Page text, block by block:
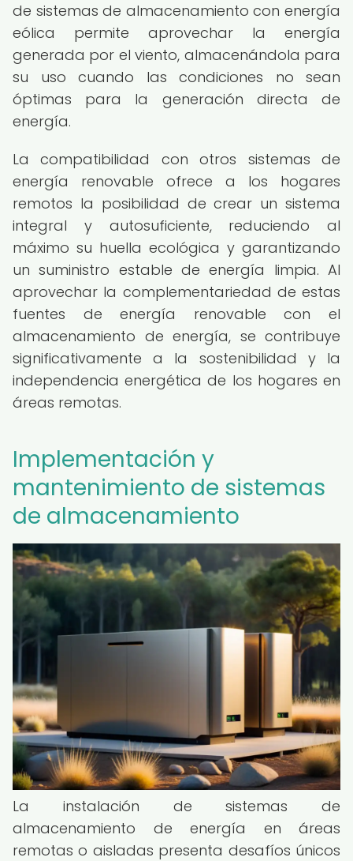
de sistemas de almacenamiento con energía
eólica permite aprovechar la energía
generada por el viento, almacenándola para
su uso cuando las condiciones no sean
óptimas para la generación directa de
energía.
La compatibilidad con otros sistemas de
energía renovable ofrece a los hogares
remotos la posibilidad de crear un sistema
integral y autosuficiente, reduciendo al
máximo su huella ecológica y garantizando
un suministro estable de energía limpia. Al
aprovechar la complementariedad de estas
fuentes de energía renovable con el
almacenamiento de energía, se contribuye
significativamente a la sostenibilidad y la
independencia energética de los hogares en
áreas remotas.
Implementación y
mantenimiento de sistemas
de almacenamiento
La instalación de sistemas de
almacenamiento de energía en áreas
remotas o aisladas presenta desafíos únicos